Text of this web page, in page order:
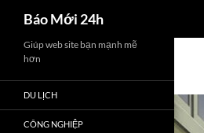
Chuyển
nội
dung
Báo Mới 24h
kiếm
Giúp web site bạn mạnh mẽ
hơn
DU LỊCH
CÔNG NGHIỆP